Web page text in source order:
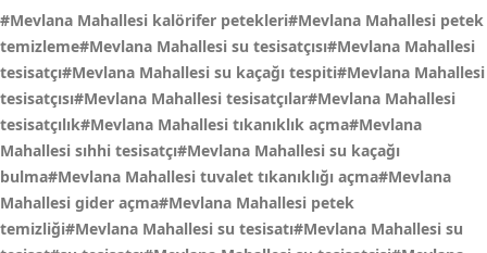
#Mevlana Mahallesi kalörifer petekleri#Mevlana Mahallesi petek
temizleme#Mevlana Mahallesi su tesisatçısı#Mevlana Mahallesi
tesisatçı#Mevlana Mahallesi su kaçağı tespiti#Mevlana Mahallesi
tesisatçısı#Mevlana Mahallesi tesisatçılar#Mevlana Mahallesi
tesisatçılık#Mevlana Mahallesi tıkanıklık açma#Mevlana
Mahallesi sıhhi tesisatçı#Mevlana Mahallesi su kaçağı
bulma#Mevlana Mahallesi tuvalet tıkanıklığı açma#Mevlana
Mahallesi gider açma#Mevlana Mahallesi petek
temizliği#Mevlana Mahallesi su tesisatı#Mevlana Mahallesi su